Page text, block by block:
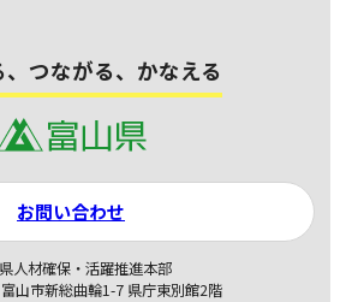
つながる、かなえる
人材確保・活躍推進本部
山市新総曲輪1-7 県庁東別館2階
お問い合わせ